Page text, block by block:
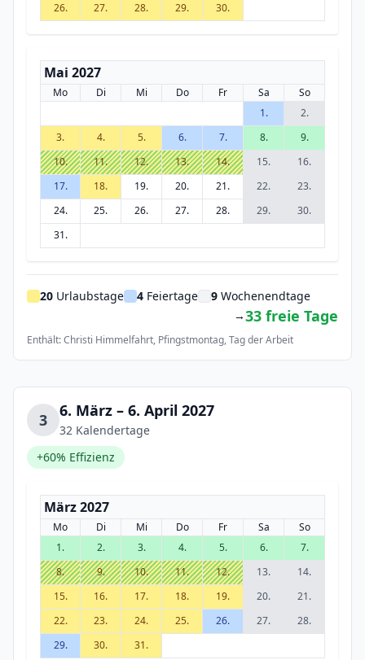
26.
27. 28. 29. 30.
Mai 2027
Mo Di Mi Do Fr Sa
So
1.
2.
3.
4. 5. 6. 7. 8.
9.
10.
11. 12. 13. 14. 15.
16.
17.
18. 19. 20. 21. 22.
23.
24.
25. 26. 27. 28. 29.
30.
31.
20 Urlaubstage 4 Feiertage 9 Wochenendtage
→33 freie Tage
Enthält: Christi Himmelfahrt, Pfingstmontag, Tag der Arbeit
3 6. März – 6. April 2027
32 Kalendertage
+60% Effizienz
März 2027
Mo Di Mi Do Fr Sa
So
1.
2. 3. 4. 5. 6.
7.
8.
9. 10. 11. 12. 13.
14.
15.
16. 17. 18. 19. 20.
21.
22.
23. 24. 25. 26. 27.
28.
29.
30. 31.